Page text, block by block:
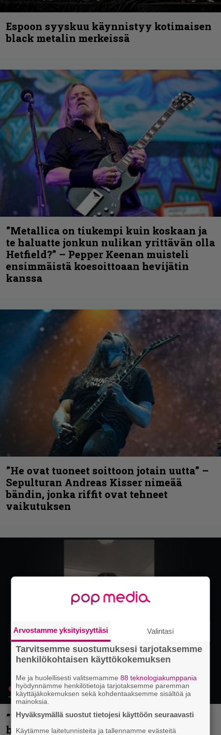
Espoon syyskuu käynnistyy kotimaisen
black metalin merkeissä
”Metallica on tiukempi kuin koskaan ja
te haluatte jonkun nulikan yrittävän olla
Hetfield?” – Pepper Keenan muisteli
ensimmäistä koesoittoaan hevijätin
kanssa
”He ovat tuoneet soittoon jotain uutta” –
Sepulturan Andreas Kisser nimeää
bändin, jonka riffit ovat tehneet
vaikutuksen
”Mitalini näyttää ihan plektralta” –
huippu-uimari jamittelee Megadethiä
Arvostamme yksityisyyttäsi Valintasi
Tarvitsemme suostumuksesi tarjotaksemme
henkilökohtaisen käyttökokemuksen
Me ja huolellisesti valitsemamme88 teknologiakumppania
hyödynnämme henkilötietoja tarjotaksemme paremman
käyttäjäkokemuksen sekä kohdentaaksemme sisältöä ja
mainoksia.
Hyväksymällä suostut tietojesi käyttöön seuraavasti
Käytämme laitetunnisteita ja tallennamme evästeitä